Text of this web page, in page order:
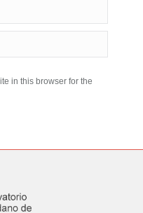
in this browser for the